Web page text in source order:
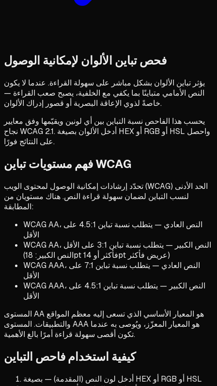
فحص تباين الألوان لإمكانية الوصول
يؤثر تباين الألوان بشكل مباشر على سهولة القراءة. عندما لا يكون
النص الأمامي متباينًا بما يكفي مع الخلفية، يصبح صعب القراءة —
خاصةً لذوي الإعاقة البصرية أو قصور إدراك الألوان.
يحسب هذا الفاحص نسبة التباين بين أي لونين ويقيّمها وفق معايير
نجاح WCAG 2.1. أدخل الألوان بصيغة HEX أو RGB أو HSL واحصل
على النتائج فورًا.
فهم مستويات تباين WCAG
تحدّد إرشادات إمكانية الوصول لمحتوى الويب (WCAG) الحد الأدنى
لنسب التباين لضمان سهولة قراءة النص. هناك مستويان من
المطابقة:
WCAG AA، النص العادي — يتطلب نسبة تباين 4.5:1 على
الأقل
WCAG AA، النص الكبير — يتطلب نسبة تباين 3:1 على الأقل
(النص الكبير: 18pt فأكثر أو 14pt عريض فأكثر)
WCAG AAA، النص العادي — يتطلب نسبة تباين 7:1 على
الأقل
WCAG AAA، النص الكبير — يتطلب نسبة تباين 4.5:1 على
الأقل
المستوى AA هو المعيار الأساسي الذي تسعى إليه معظم المواقع
والتطبيقات. المستوى AAA هو المعيار المعزّز، ويُوصى به عندما
تكون أقصى سهولة قراءة أمرًا بالغ الأهمية.
كيفية استخدام فاحص التباين
أدخل لون النص (المقدمة) — بصيغة HEX أو RGB أو HSL